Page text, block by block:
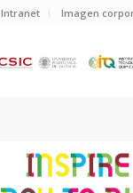
Intranet Imagen